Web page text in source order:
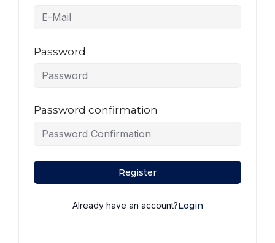
Password
Password confirmation
Register
Already have an account?Login